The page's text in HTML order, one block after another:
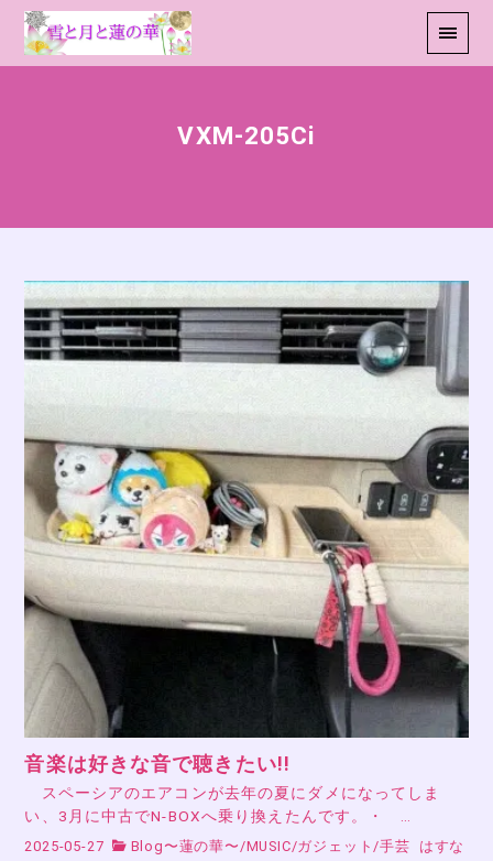
VXM-205Ci
音楽は好きな音で聴きたい!!
スペーシアのエアコンが去年の夏にダメになってしま
い、3月に中古でN-BOXへ乗り換えたんです。・ …
2025-05-27 Blog〜蓮の華〜/MUSIC/ガジェット/手芸
はすな